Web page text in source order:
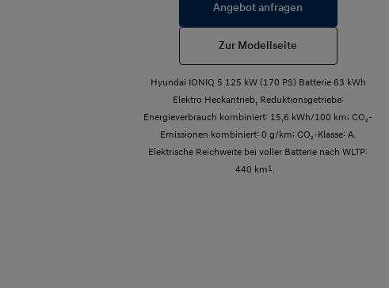
Angebot anfragen
Zur Modellseite
Hyundai IONIQ 5 125 kW (170 PS) Batterie 63 kWh
Elektro Heckantrieb, Reduktionsgetriebe:
Energieverbrauch kombiniert: 15,6 kWh/100 km; CO₂-
Emissionen kombiniert: 0 g/km; CO₂-Klasse: A.
Elektrische Reichweite bei voller Batterie nach WLTP:
440 km1.